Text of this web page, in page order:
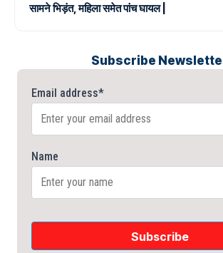
सामने भिड़ंत, महिला समेत पांच घायल |
Subscribe
Email address*
Name